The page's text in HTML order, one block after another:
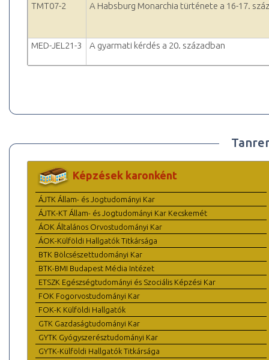
TMT07-2 A Habsburg Monarchia türténete a 16-17.
MED-JEL21-3 A gyarmati kérdés a 20. században
Képzések karonként
ÁJTK Állam- és Jogtudományi Kar
ÁJTK-KT Állam- és Jogtudományi Kar Kecskemét
ÁOK Általános Orvostudományi Kar
ÁOK-Külföldi Hallgatók Titkársága
BTK Bölcsészettudományi Kar
BTK-BMI Budapest Média Intézet
ETSZK Egészségtudományi és Szociális Képzési Kar
FOK Fogorvostudományi Kar
FOK-K Külföldi Hallgatók
GTK Gazdaságtudományi Kar
GYTK Gyógyszerésztudományi Kar
GYTK-Külföldi Hallgatók Titkársága